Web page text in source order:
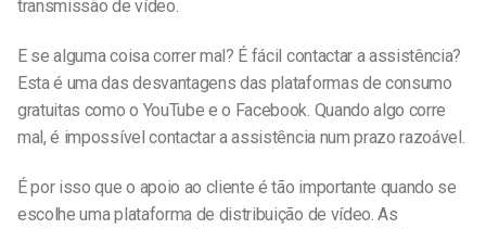
transmissão de vídeo.
E se alguma coisa correr mal? É fácil contactar a assistência?
Esta é uma das desvantagens das plataformas de consumo
gratuitas como o YouTube e o Facebook. Quando algo corre
mal, é impossível contactar a assistência num prazo razoável.
É por isso que o apoio ao cliente é tão importante quando se
escolhe uma plataforma de distribuição de vídeo. As